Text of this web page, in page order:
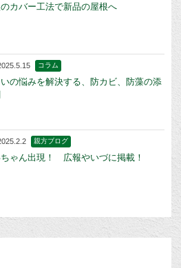
カバー工法で新品の屋根へ
コラム
の悩みを解決する、防カビ、防藻の添
親方ブログ
ゃん出現！ 広報やいづに掲載！